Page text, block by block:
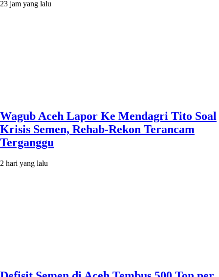
23 jam yang lalu
Wagub Aceh Lapor Ke Mendagri Tito Soal
Krisis Semen, Rehab-Rekon Terancam
Terganggu
2 hari yang lalu